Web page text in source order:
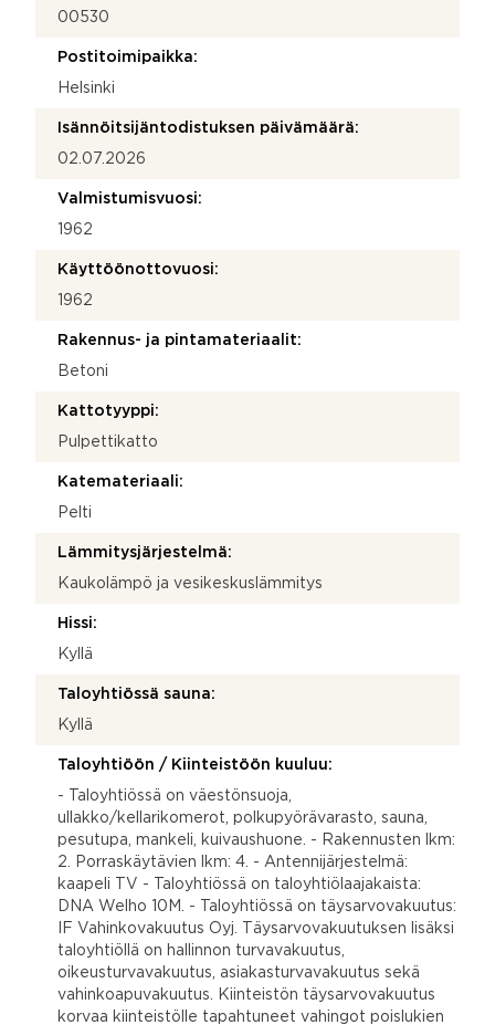
00530
Postitoimipaikka:
Helsinki
Isännöitsijäntodistuksen päivämäärä:
02.07.2026
Valmistumisvuosi:
1962
Käyttöönottovuosi:
1962
Rakennus- ja pintamateriaalit:
Betoni
Kattotyyppi:
Pulpettikatto
Katemateriaali:
Pelti
Lämmitysjärjestelmä:
Kaukolämpö ja vesikeskuslämmitys
Hissi:
Kyllä
Taloyhtiössä sauna:
Kyllä
Taloyhtiöön / Kiinteistöön kuuluu:
- Taloyhtiössä on väestönsuoja,
ullakko/kellarikomerot, polkupyörävarasto, sauna,
pesutupa, mankeli, kuivaushuone. - Rakennusten lkm:
2. Porraskäytävien lkm: 4. - Antennijärjestelmä:
kaapeli TV - Taloyhtiössä on taloyhtiölaajakaista:
DNA Welho 10M. - Taloyhtiössä on täysarvovakuutus:
IF Vahinkovakuutus Oyj. Täysarvovakuutuksen lisäksi
taloyhtiöllä on hallinnon turvavakuutus,
oikeusturvavakuutus, asiakasturvavakuutus sekä
vahinkoapuvakuutus. Kiinteistön täysarvovakuutus
korvaa kiinteistölle tapahtuneet vahingot poislukien